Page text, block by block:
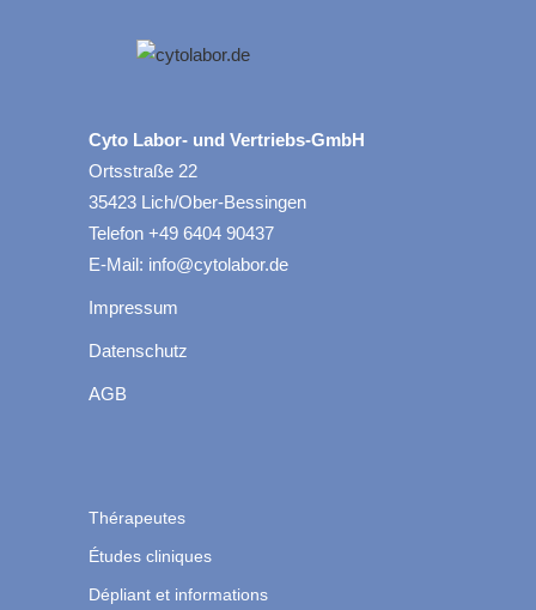
Cyto Labor- und Vertriebs-GmbH
Ortsstraße 22
35423 Lich/Ober-Bessingen
Telefon +49 6404 90437
E-Mail: info@cytolabor.de
Impressum
Datenschutz
AGB
Thérapeutes
Études cliniques
Dépliant et informations